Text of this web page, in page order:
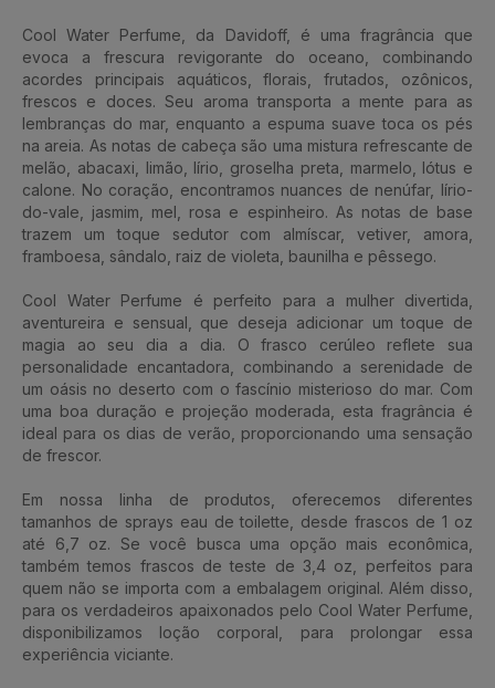
Cool Water Perfume, da Davidoff, é uma fragrância que
evoca a frescura revigorante do oceano, combinando
acordes principais aquáticos, florais, frutados, ozônicos,
frescos e doces. Seu aroma transporta a mente para as
lembranças do mar, enquanto a espuma suave toca os pés
na areia. As notas de cabeça são uma mistura refrescante de
melão, abacaxi, limão, lírio, groselha preta, marmelo, lótus e
calone. No coração, encontramos nuances de nenúfar, lírio-
do-vale, jasmim, mel, rosa e espinheiro. As notas de base
trazem um toque sedutor com almíscar, vetiver, amora,
framboesa, sândalo, raiz de violeta, baunilha e pêssego.
Cool Water Perfume é perfeito para a mulher divertida,
aventureira e sensual, que deseja adicionar um toque de
magia ao seu dia a dia. O frasco cerúleo reflete sua
personalidade encantadora, combinando a serenidade de
um oásis no deserto com o fascínio misterioso do mar. Com
uma boa duração e projeção moderada, esta fragrância é
ideal para os dias de verão, proporcionando uma sensação
de frescor.
Em nossa linha de produtos, oferecemos diferentes
tamanhos de sprays eau de toilette, desde frascos de 1 oz
até 6,7 oz. Se você busca uma opção mais econômica,
também temos frascos de teste de 3,4 oz, perfeitos para
quem não se importa com a embalagem original. Além disso,
para os verdadeiros apaixonados pelo Cool Water Perfume,
disponibilizamos loção corporal, para prolongar essa
experiência viciante.